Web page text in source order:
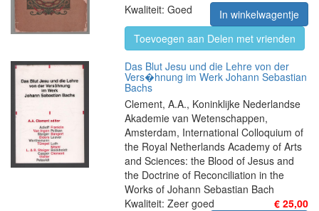
Kwaliteit: Goed
In winkelwagentje
Toevoegen aan Delen met vrienden
Das Blut Jesu und die Lehre von der
Vers�hnung im Werk Johann Sebastian
Bachs
Clement, A.A., Koninklijke Nederlandse
Akademie van Wetenschappen,
Amsterdam, International Colloquium of
the Royal Netherlands Academy of Arts
and Sciences: the Blood of Jesus and
the Doctrine of Reconciliation in the
Works of Johann Sebastian Bach
€ 25,00
Kwaliteit: Zeer goed